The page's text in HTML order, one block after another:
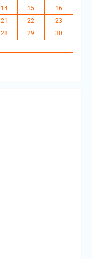
14 15
16
21 22
23
28 29
30